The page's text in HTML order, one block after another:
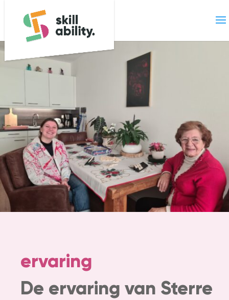
ervaring
De ervaring van Sterre